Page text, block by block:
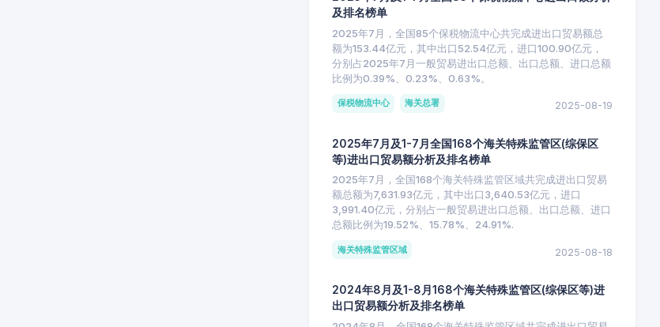
及排名榜单
2025年7月，全国85个保税物流中心共完成进出口贸易额总
额为153.44亿元，其中出口52.54亿元，进口100.90亿元，
分别占2025年7月一般贸易进出口总额、出口总额、进口总额
比例为0.39%、0.23%、0.63%。
保税物流中心 海关总署 2025-08-19
2025年7月及1-7月全国168个海关特殊监管区(综保区
等)进出口贸易额分析及排名榜单
2025年7月，全国168个海关特殊监管区域共完成进出口贸易
额总额为7,631.93亿元，其中出口3,640.53亿元，进口
3,991.40亿元，分别占一般贸易进出口总额、出口总额、进口
总额比例为19.52%、15.78%、24.91%.
海关特殊监管区域 2025-08-18
2024年8月及1-8月168个海关特殊监管区(综保区等)进
出口贸易额分析及排名榜单